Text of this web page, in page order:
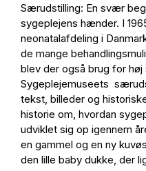
Særudstilling: En svær
sygeplejens hænder. I
neonatalafdeling i
de mange
blev der også brug for
Sygeplejemuseets
tekst, billeder og
historie om, hvordan
udviklet sig op igennem
en gammel og en ny
den lille baby dukke, der